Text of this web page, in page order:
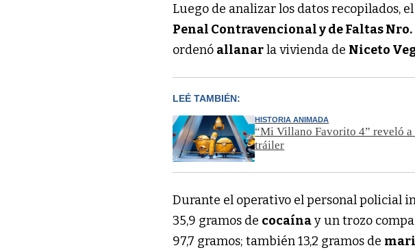
Luego de analizar los datos recopilados, el
Penal Contravencional y de Faltas Nro.
ordenó allanarla vivienda de Niceto
LEÉ TAMBIÉN:
HISTORIA ANIMADA
“Mi Villano Favorito 4” reveló a
tráiler
Durante el operativo el personal policial
35,9 gramos de cocaínay un trozo
97,7 gramos; también 13,2 gramos de